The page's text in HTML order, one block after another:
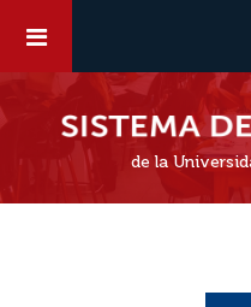
de la